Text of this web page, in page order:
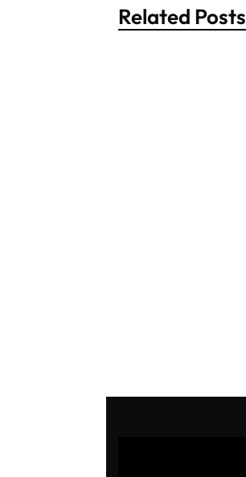
Related Posts